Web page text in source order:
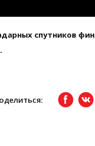
спутников
Facebook